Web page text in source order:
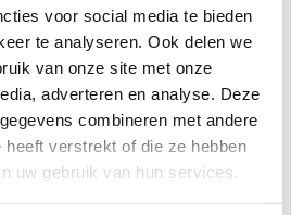
voor social media te bieden
te analyseren. Ook delen we
van onze site met onze
adverteren en analyse. Deze
combineren met andere
heeft verstrekt of die ze hebben
uw gebruik van hun services.
Glaskunst met bladgoud
Kristallen Blad door Lennart